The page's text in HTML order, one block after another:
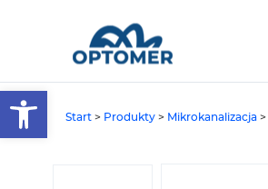
Open toolbar
Start > Produkty > Mikrokanalizacja >